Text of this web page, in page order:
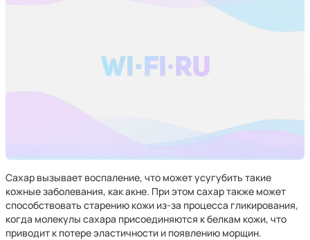
Сахар вызывает воспаление, что может усугубить такие
кожные заболевания, как акне. При этом сахар также может
способствовать старению кожи из-за процесса гликирования,
когда молекулы сахара присоединяются к белкам кожи, что
приводит к потере эластичности и появлению морщин.